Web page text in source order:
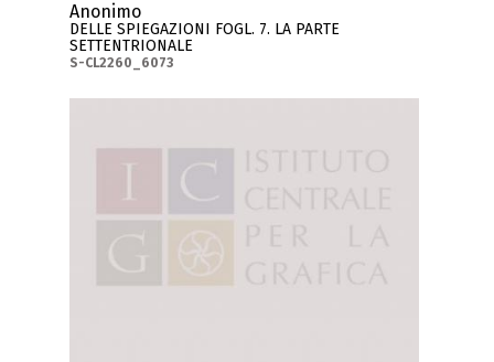
Anonimo
DELLE SPIEGAZIONI FOGL. 7. LA PARTE
SETTENTRIONALE
S-CL2260_6073